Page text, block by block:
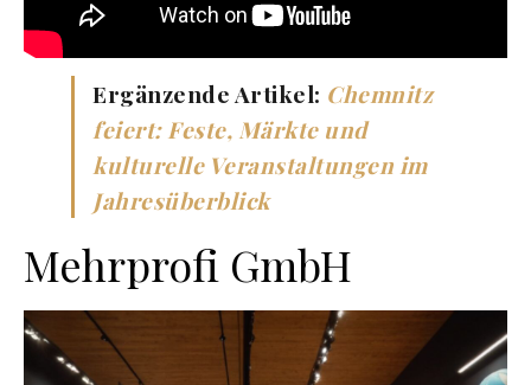
Ergänzende Artikel: Chemnitz
feiert: Feste, Märkte und
kulturelle Veranstaltungen im
Jahresüberblick
Mehrprofi GmbH